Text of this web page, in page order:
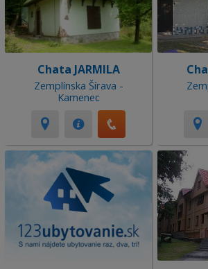
Chata JARMILA
Zemplínska Šírava -
Kamenec